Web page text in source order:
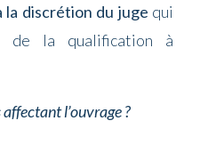
la discrétion du juge qui
de la qualification à
l’ouvrage ?